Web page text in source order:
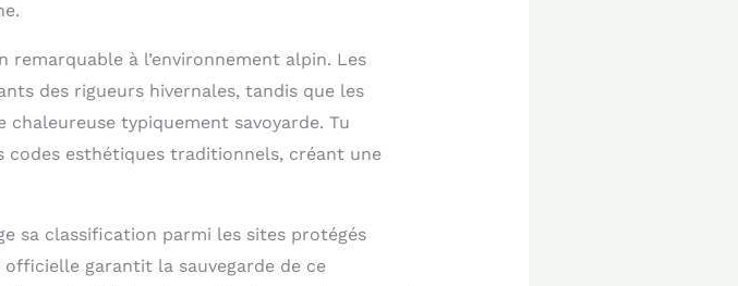
remarquable à l’environnement alpin. Les
des rigueurs hivernales, tandis que les
typiquement savoyarde. Tu
esthétiques traditionnels, créant une
sa classification parmi les sites protégés
garantit la sauvegarde de ce